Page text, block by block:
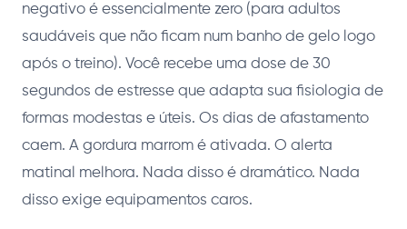
negativo é essencialmente zero (para adultos
saudáveis que não ficam num banho de gelo logo
após o treino). Você recebe uma dose de 30
segundos de estresse que adapta sua fisiologia de
formas modestas e úteis. Os dias de afastamento
caem. A gordura marrom é ativada. O alerta
matinal melhora. Nada disso é dramático. Nada
disso exige equipamentos caros.